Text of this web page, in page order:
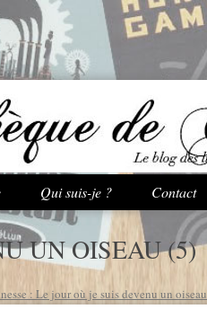
Aller au contenu principal
Qui suis-je ? Contact
UN OISEAU (5)
: Le jour où je suis devenu un oiseau